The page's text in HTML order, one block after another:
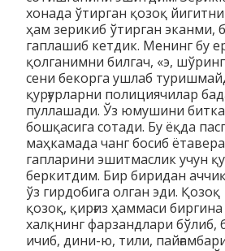
хонада ўтирган қозоқ
ҳам зерикиб ўтирган эканми,
гаплашиб кетдик. Менинг бу
қолганимни билгач, «э, шўринг
сени бекорга ушлаб
қурғур­ларни полициячилар
пуллашади. Ўз юмушини
бошқасига сотади. Бу ёқда
маҳкамада чанг босиб
гапларини эшитмаслик учун
беркитдим. Бир биридан
ўз гирдобига олган эди. Қозоқ
қозоқ, қирғиз ҳаммаси
халқнинг фарзандлари бўлиб,
ичиб, дини-ю, тили,